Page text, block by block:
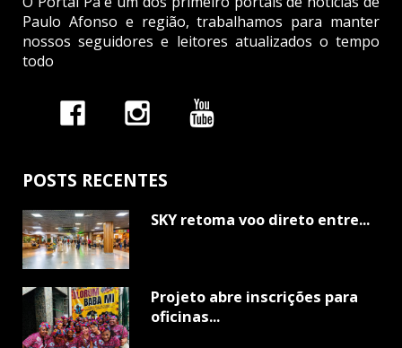
Paulo Afonso e região, trabalhamos para manter
nossos seguidores e leitores atualizados o tempo
todo
POSTS RECENTES
SKY retoma voo direto entre...
Projeto abre inscrições para
oficinas...